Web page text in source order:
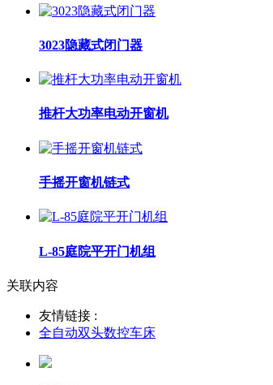
3023隐藏式闭门器
推杆大功率电动开窗机
手摇开窗机链式
L-85庭院平开门机组
关联内容
友情链接 :
全自动双头数控车床